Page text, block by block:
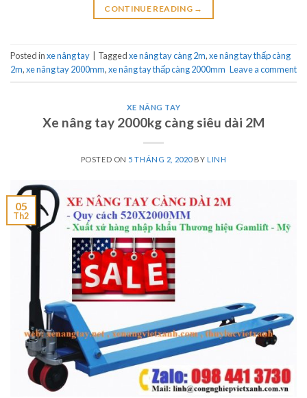
CONTINUE READING →
Posted inxe nâng tay Taggedxe nâng tay càng 2m,xe nâng tay thấp càng
2m,xe nâng tay 2000mm,xe nâng tay thấp càng 2000mm Leave a comment
XE NÂNG TAY
Xe nâng tay 2000kg càng siêu dài 2M
POSTED ON 5 THÁNG 2, 2020BY LINH
05
Th2